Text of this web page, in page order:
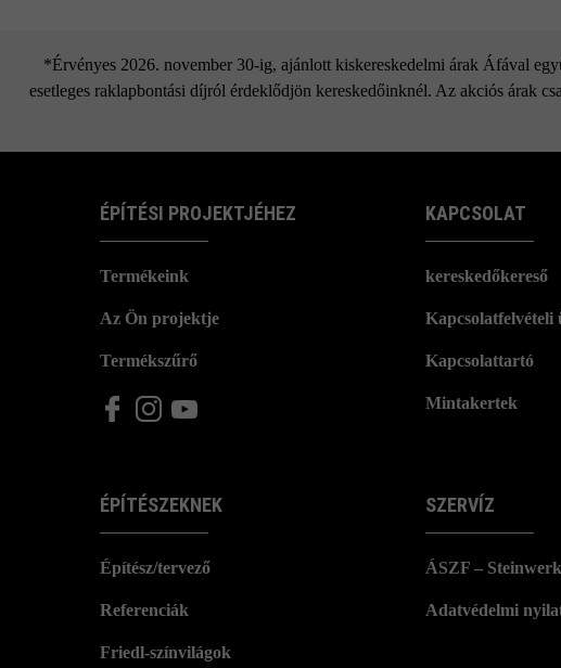
*Érvényes 2026. november 30-ig, ajánlott kiskereskedelmi árak Áfával
esetleges raklapbontási díjról érdeklődjön kereskedőinknél. Az akciós árak
ÉPÍTÉSI PROJEKTJÉHEZ
Termékeink
Az Ön projektje
Termékszűrő
ÉPÍTÉSZEKNEK
Építész/tervező
Referenciák
Friedl-színvilágok
KAPCSOLAT
kereskedőkereső
Kapcsolatfelvételi
Kapcsolattartó
Mintakertek
SZERVÍZ
ÁSZF –
Adatvédelmi